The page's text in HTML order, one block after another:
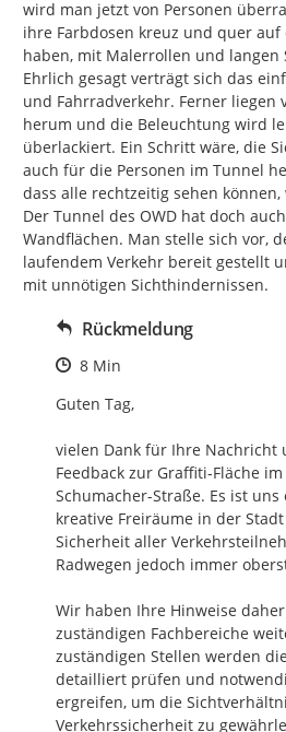
wird man jetzt von Personen
ihre Farbdosen kreuz und quer
haben, mit Malerrollen und langen
Ehrlich gesagt verträgt sich das
und Fahrradverkehr. Ferner liegen
herum und die Beleuchtung wird
überlackiert. Ein Schritt wäre, die
auch für die Personen im Tunnel
dass alle rechtzeitig sehen
Der Tunnel des OWD hat doch
Wandflächen. Man stelle sich vor,
laufendem Verkehr bereit gestellt
mit unnötigen Sichthindernissen.
Rückmeldung
Zeitpunkt des Erstellens
8 Min
Guten Tag,
vielen Dank für Ihre Nachricht
Feedback zur Graffiti-Fläche
Schumacher-Straße. Es ist
kreative Freiräume in der
Sicherheit aller
Radwegen jedoch immer
Wir haben Ihre Hinweise
zuständigen Fachbereiche
zuständigen Stellen werden
detailliert prüfen und
ergreifen, um die
Verkehrssicherheit zu